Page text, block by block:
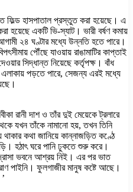
ফিল্ড হাসপাতাল প্রস্তুত করা হয়েছে। এ
হয়েছে একটি ভি-স্যাট। ভারী বর্ষণ কমায়
২৪ ঘণ্টার মধ্যে উন্নতি হতে পারে।
পৌঁছে যাওয়ায় রাঙামাটির কাপ্তাই
সিদ্ধান্ত নিয়েছে কর্তৃপক্ষ। বাঁধ
পড়তে পারে, সেজন্য এরই মধ্যে
রানী দাশ ও তাঁর দুই মেয়েকে ট্রলারে
যখন তাঁকে নামানো হয়, তখন তিনি
থাকার কথা জানিয়ে কান্নাজড়িত কণ্ঠে
হঠাৎ ঘরে পানি ঢুকতে শুরু করে।
ভবনে আশ্রয় নিই। এর পর ভাত
পাইনি। ফুলগাজীর মানুষ কষ্টে আছে।